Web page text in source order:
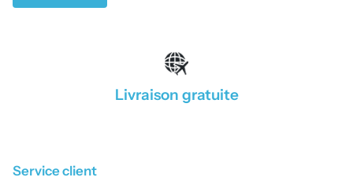
Livraison gratuite
Service client